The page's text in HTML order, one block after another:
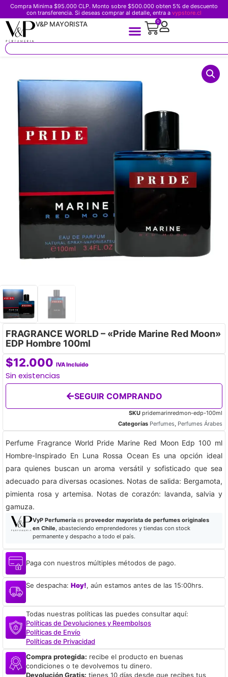
Compra Minima $95.000 CLP. Monto sobre $500.000 obten 5% de descuento
con transferencia. Si deseas comprar al detalle, entra a vypstore.cl
V&P MAYORISTA 0
FRAGRANCE WORLD – «Pride Marine Red Moon»
EDP Hombre 100ml
$12.000 IVA Incluido
Sin existencias
SEGUIR COMPRANDO
SKU pridemarinredmon-edp-100ml
Categorías Perfumes, Perfumes Árabes
Perfume Fragrance World Pride Marine Red Moon Edp 100 ml
Hombre-Inspirado En Luna Rossa Ocean Es una opción ideal
para quienes buscan un aroma versátil y sofisticado que sea
adecuado para diversas ocasiones. Notas de salida: Bergamota,
pimienta rosa y artemisa. Notas de corazón: lavanda, salvia y
gamuza.
VyP Perfumeríaes proveedor mayorista de perfumes originales
en Chile, abasteciendo emprendedores y tiendas con stock
permanente y despacho a todo el país.
Paga con nuestros múltiples métodos de pago.
Se despacha: Hoy!, aún estamos antes de las 15:00hrs.
Todas nuestras políticas las puedes consultar aquí:
Políticas de Devoluciones y Reembolsos
Políticas de Envío
Políticas de Privacidad
Compra protegida: recibe el producto en buenas
condiciones o te devolvemos tu dinero.
Devolución Gratis: tienes 10 días desde que recibes tus